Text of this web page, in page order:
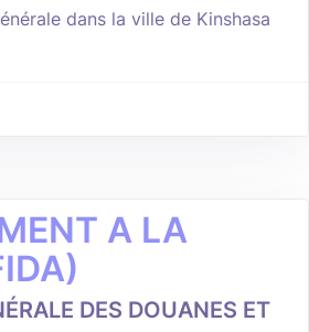
dans la ville de Kinshasa
A LA
DES DOUANES ET